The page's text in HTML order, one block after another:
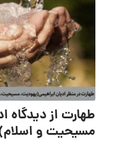
طهارت از دیدگاه
مسیحیت و